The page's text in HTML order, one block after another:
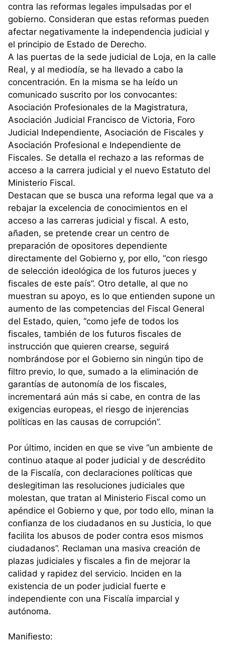
contra las reformas legales impulsadas por el
gobierno. Consideran que estas reformas pueden
afectar negativamente la independencia judicial y
el principio de Estado de Derecho.
A las puertas de la sede judicial de Loja, en la calle
Real, y al mediodía, se ha llevado a cabo la
concentración. En la misma se ha leído un
comunicado suscrito por los convocantes:
Asociación Profesionales de la Magistratura,
Asociación Judicial Francisco de Victoria, Foro
Judicial Independiente, Asociación de Fiscales y
Asociación Profesional e Independiente de
Fiscales. Se detalla el rechazo a las reformas de
acceso a la carrera judicial y el nuevo Estatuto del
Ministerio Fiscal.
Destacan que se busca una reforma legal que va a
rebajar la excelencia de conocimientos en el
acceso a las carreras judicial y fiscal. A esto,
añaden, se pretende crear un centro de
preparación de opositores dependiente
directamente del Gobierno y, por ello, “con riesgo
de selección ideológica de los futuros jueces y
fiscales de este país”. Otro detalle, al que no
muestran su apoyo, es lo que entienden supone un
aumento de las competencias del Fiscal General
del Estado, quien, “como jefe de todos los
fiscales, también de los futuros fiscales de
instrucción que quieren crearse, seguirá
nombrándose por el Gobierno sin ningún tipo de
filtro previo, lo que, sumado a la eliminación de
garantías de autonomía de los fiscales,
incrementará aún más si cabe, en contra de las
exigencias europeas, el riesgo de injerencias
políticas en las causas de corrupción”.
Por último, inciden en que se vive “un ambiente de
continuo ataque al poder judicial y de descrédito
de la Fiscalía, con declaraciones políticas que
deslegitiman las resoluciones judiciales que
molestan, que tratan al Ministerio Fiscal como un
apéndice el Gobierno y que, por todo ello, minan la
confianza de los ciudadanos en su Justicia, lo que
facilita los abusos de poder contra esos mismos
ciudadanos”. Reclaman una masiva creación de
plazas judiciales y fiscales a fin de mejorar la
calidad y rapidez del servicio. Inciden en la
existencia de un poder judicial fuerte e
independiente con una Fiscalía imparcial y
autónoma.
Manifiesto: